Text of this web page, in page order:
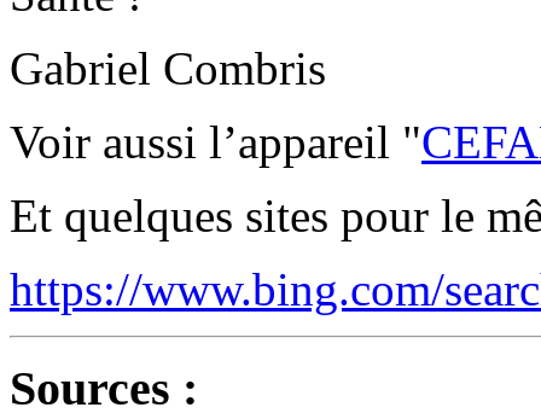
Gabriel Combris
Voir aussi l’appareil "
Et quelques sites pour le
https://www.bing.com/
Sources :